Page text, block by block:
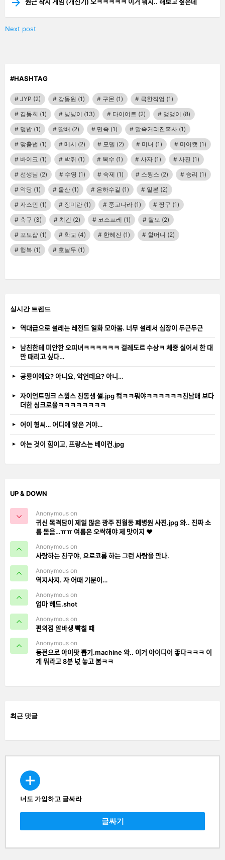
Next post
#HASHTAG
JYP (2) 강동원 (1) 구몬 (1) 극한직업 (1)
김동희 (1) 냥냥이 (13) 다이어트 (2) 댕댕이 (8)
덮밥 (1) 딸배 (2) 만족 (1) 말죽거리잔혹사 (1)
맞춤법 (1) 메시 (2) 모델 (2) 미녀 (1) 미어캣 (1)
바이크 (1) 박쥐 (1) 복수 (1) 사자 (1) 사진 (1)
선생님 (2) 수영 (1) 숙제 (1) 스윙스 (2) 승리 (1)
악당 (1) 울산 (1) 은하수길 (1) 일본 (2)
자스민 (1) 장미란 (1) 중고나라 (1) 짱구 (1)
축구 (3) 치킨 (2) 코스프레 (1) 탈모 (2)
포토샵 (1) 학교 (4) 한혜진 (1) 할머니 (2)
행복 (1) 호날두 (1)
실시간 트렌드
역대급으로 설레는 레전드 일화 모아봄. 너무 설레서 심장이 두근두근
남친한테 미안한 오피녀ㅋㅋㅋㅋㅋㅋ 걸레도르 수상ㅋ 체중 실어서 한 대
만 때리고 싶다…
공룡이에요? 아니요, 악언데요? 아니…
자이언트핑크 스윙스 친동생 썰.jpg 컼ㅋㅋ뭐야ㅋㅋㅋㅋㅋㅋ친남매 보다
더한 싱크로율ㅋㅋㅋㅋㅋㅋㅋㅋ
어이 형씨… 어디에 앉은 거야…
아는 것이 힘이고, 프랑스는 베이컨.jpg
UP & DOWN
Anonymous on
귀신 목격담이 제일 많은 광주 진월동 폐병원 사진.jpg 와.. 진짜 소
름 돋음…ㅠㅠ 여름은 오싹해야 제 맛이지 ❤️
Anonymous on
사랑하는 친구야, 요로코롬 하는 그런 사람을 만나.
Anonymous on
역지사지. 자 어때 기분이…
Anonymous on
엄마 헤드.shot
Anonymous on
편의점 알바생 빡칠 때
Anonymous on
동전으로 아이팟 뽑기.machine 와.. 이거 아이디어 좋다ㅋㅋㅋ 이
게 뭐라고 8분 넋 놓고 봄ㅋㅋ
최근 댓글
CREATE
너도 가입하고 글싸라
글싸기